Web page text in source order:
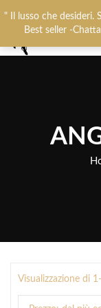
" Il lusso che desideri.
Best seller -
Visualizzazione di